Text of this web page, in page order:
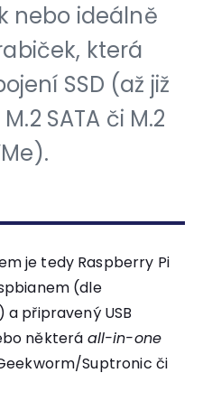
nebo ideálně
která
SSD (až již
SATA či M.2
je tedy Raspberry Pi
(dle
připravený USB
některá all-in-one
Suptronic či